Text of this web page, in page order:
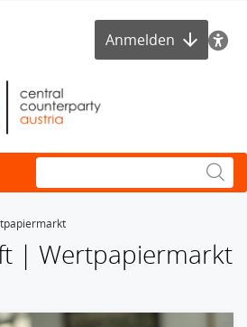
Anmelden
| Wertpapiermarkt